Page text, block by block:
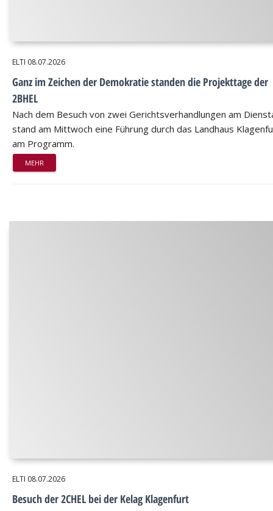
ELTI 08.07.2026
Ganz im Zeichen der Demokratie standen die Projekttage der
2BHEL
Nach dem Besuch von zwei Gerichtsverhandlungen am
stand am Mittwoch eine Führung durch das Landhaus
am Programm.
MEHR
ELTI 08.07.2026
Besuch der 2CHEL bei der Kelag Klagenfurt